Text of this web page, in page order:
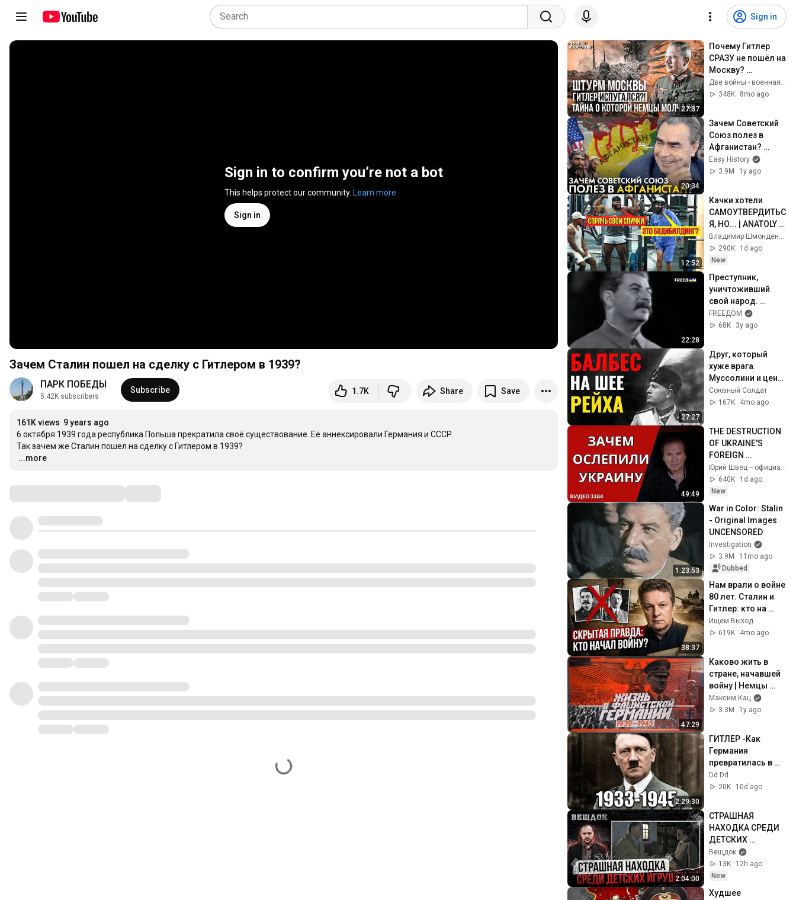
Sign in
Sign in to confirm you’re not a bot
This helps protect our community. Learn more
Sign in
Зачем Сталин пошел на сделку с Гитлером в 1939?
ПАРК ПОБЕДЫ
5.42K subscribers
Subscribe 1.7K Share Save
161K views 9 years ago
6 октября 1939 года республика Польша прекратила своё существование. Её аннексировали Германия и СССР.
…
...more
27:37
Почему Гитлер
СРАЗУ не пошёл на
Москву?
РЕАЛЬНАЯ
причина
Две войны - военная история
348K
8mo ago
20:34
Зачем Советский
Союз полез в
Афганистан?
Советско-
Афганская война.
Easy History
3.9M
1y ago
12:52
Качки хотели
САМОУТВЕРДИТЬС
Я, НО... | ANATOLY
Gym Prank
Владимир Шмонденко
290K
1d ago
New
22:28
Преступник,
уничтоживший
свой народ.
СТАЛИН |
Последний день
FREEДOM
68K
3y ago
27:27
Друг, который
хуже врага.
Муссолини и цена
провальной
дружбы
Союзный Солдат
167K
4mo ago
49:49
THE DESTRUCTION
OF UKRAINE'S
FOREIGN
INTELLIGENCE
SERVICE /
ECONOMIST: EU
TO END ...
640K
1d ago
New
1:23:53
War in Color: Stalin
- Original Images
UNCENSORED
Investigation
3.9M
11mo ago
Dubbed
38:37
Нам врали о войне
80 лет. Сталин и
Гитлер: кто на
самом деле её
развязал |
Ищем Выход
619K
4mo ago
47:29
Каково жить в
стране, начавшей
войну | Немцы
1939—1945
(English subtitles)
Максим Кац
3.3M
1y ago
2:29:30
ГИТЛЕР -Как
Германия
превратилась в
машину террора |
Взлёт и крах
Dd Dd
20K
10d ago
2:04:00
CTPAШНАЯ
НАХОДКА СРЕДИ
ДЕТСКИХ
ИГРУШЕК
П0ТРЯСЛА
БЕЛГОРОД В 1976
ГОДУ | ЧТО
Вещдок
13K
12h ago
New
Худшее